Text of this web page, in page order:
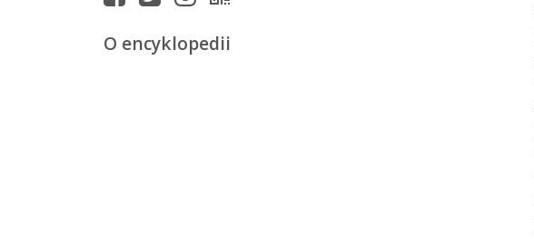
O encyklopedii